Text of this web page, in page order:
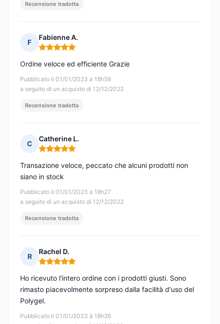
Recensione tradotta
F
Fabienne A.
Nota: 5 su 5
Pubblicato il 01/01/2023 à 18h58
a seguito di un acquisto di 12/12/2022
Ordine veloce ed efficiente Grazie
Recensione tradotta
C
Catherine L.
Nota: 5 su 5
Pubblicato il 01/01/2023 à 18h27
a seguito di un acquisto di 12/12/2022
Transazione veloce, peccato che alcuni prodotti non
siano in stock
Recensione tradotta
R
Rachel D.
Nota: 5 su 5
Pubblicato il 01/01/2023 à 18h26
Ho ricevuto l'intero ordine con i prodotti giusti. Sono
rimasto piacevolmente sorpreso dalla facilità d'uso del
Polygel.